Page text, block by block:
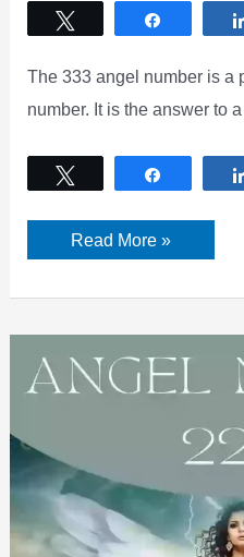
The 333 angel number is a
number. It is the answer to
333
Angel
Spiritual
Significance.
Read More »